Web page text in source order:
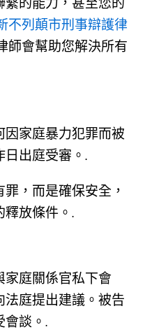
不列顛市刑事辯護律
師會幫助您解決所有
家庭暴力犯罪而被
出庭受審。.
，而是確保安全，
放條件。.
庭關係官私下會
庭提出建議。被告
談。.